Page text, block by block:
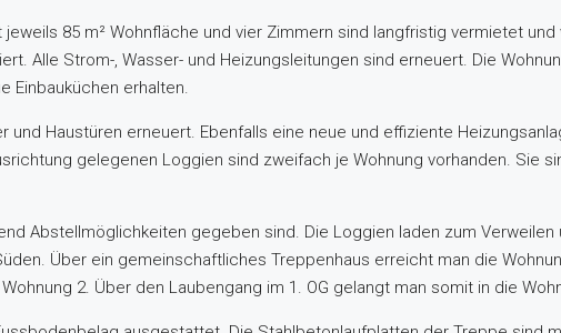
85 m² Wohnfläche und vier Zimmern sind langfristig vermietet
Alle Strom-, Wasser- und Heizungsleitungen sind erneuert. Die
Einbauküchen erhalten.
Haustüren erneuert. Ebenfalls eine neue und effiziente
gelegenen Loggien sind zweifach je Wohnung vorhanden. Sie
Abstellmöglichkeiten gegeben sind. Die Loggien laden zum
Über ein gemeinschaftliches Treppenhaus erreicht man die
2. Über den Laubengang im 1. OG gelangt man somit in die